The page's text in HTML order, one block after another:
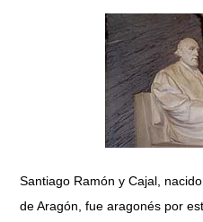
Santiago Ramón y Cajal,
de Aragón, fue aragonés por